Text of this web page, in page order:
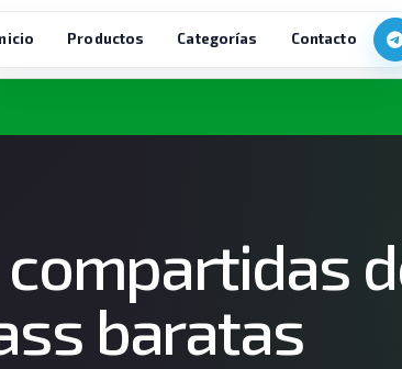
Productos Categorías Contacto
baratas